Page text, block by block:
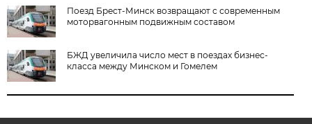
Поезд Брест-Минск возвращают с современным
моторвагонным подвижным составом
БЖД увеличила число мест в поездах бизнес-
класса между Минском и Гомелем